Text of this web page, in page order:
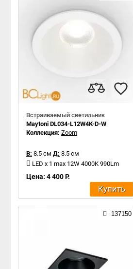
Встраиваемый светильник
Maytoni DL034-L12W4K-D-W
Коллекция: Zoom
В: 8.5 см Д: 8.5 см
LED x 1 max 12W 4000K 990Lm
Цена: 4 400 Р.
Купить
137150